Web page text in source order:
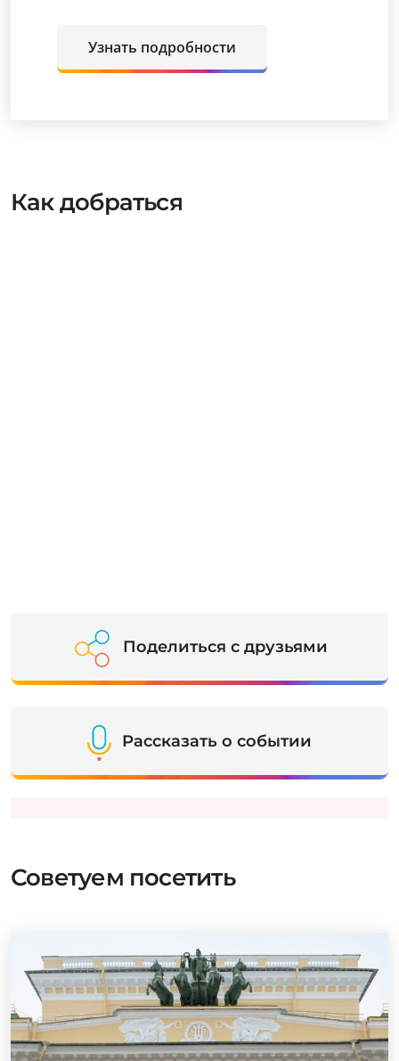
Узнать подробности
Как добраться
Поделиться с друзьями
Рассказать о событии
Советуем посетить